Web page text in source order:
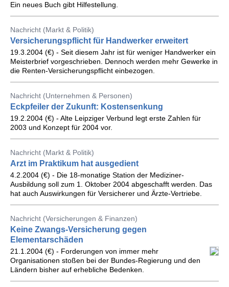
Ein neues Buch gibt Hilfestellung.
Nachricht (Markt & Politik)
Versicherungspflicht für Handwerker erweitert
19.3.2004 (€) - Seit diesem Jahr ist für weniger Handwerker ein
Meisterbrief vorgeschrieben. Dennoch werden mehr Gewerke in
die Renten-Versicherungspflicht einbezogen.
Nachricht (Unternehmen & Personen)
Eckpfeiler der Zukunft: Kostensenkung
19.2.2004 (€) - Alte Leipziger Verbund legt erste Zahlen für
2003 und Konzept für 2004 vor.
Nachricht (Markt & Politik)
Arzt im Praktikum hat ausgedient
4.2.2004 (€) - Die 18-monatige Station der Mediziner-
Ausbildung soll zum 1. Oktober 2004 abgeschafft werden. Das
hat auch Auswirkungen für Versicherer und Ärzte-Vertriebe.
Nachricht (Versicherungen & Finanzen)
Keine Zwangs-Versicherung gegen
Elementarschäden
21.1.2004 (€) - Forderungen von immer mehr
Organisationen stoßen bei der Bundes-Regierung und den
Ländern bisher auf erhebliche Bedenken.